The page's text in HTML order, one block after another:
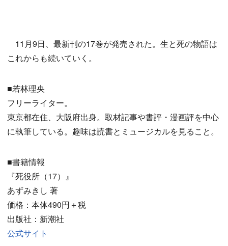
11月9日、最新刊の17巻が発売された。生と死の物語は
これからも続いていく。
■若林理央
フリーライター。
東京都在住、大阪府出身。取材記事や書評・漫画評を中心
に執筆している。趣味は読書とミュージカルを見ること。
■書籍情報
『死役所（17）』
あずみきし 著
価格：本体490円＋税
出版社：新潮社
公式サイト